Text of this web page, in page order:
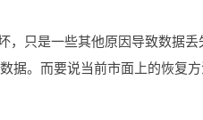
，只是一些其他原因导致数据
据。而要说当前市面上的恢复